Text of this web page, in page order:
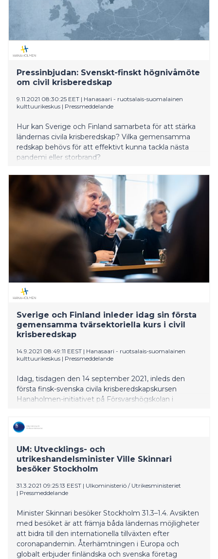
Pressinbjudan: Svenskt-finskt högnivåmöte
om civil krisberedskap
9.11.2021 08:30:25 EET | Hanasaari - ruotsalais-suomalainen
kulttuurikeskus | Pressmeddelande
Hur kan Sverige och Finland samarbeta för att stärka
ländernas civila krisberedskap? Vilka gemensamma
redskap behövs för att effektivt kunna tackla nästa
pandemi eller storbrand?
Sverige och Finland inleder idag sin första
gemensamma tvärsektoriella kurs i civil
krisberedskap
14.9.2021 08:49:11 EEST | Hanasaari - ruotsalais-suomalainen
kulttuurikeskus | Pressmeddelande
Idag, tisdagen den 14 september 2021, inleds den
första finsk-svenska civila krisberedskapskursen
Hanaholmen-initiativet på Försvarshögskolan i
yrkesprofil gör kursen unik i svenskt-finskt kris- och
beredskapssamarbete.
UM: Utvecklings- och
utrikeshandelsminister Ville Skinnari
besöker Stockholm
31.3.2021 09:25:13 EEST | Ulkoministeriö / Utrikesministeriet
| Pressmeddelande
Minister Skinnari besöker Stockholm 31.3–1.4. Avsikten
med besöket är att främja båda ländernas möjligheter
att bidra till den internationella tillväxten efter
coronapandemin. Återhämtningen i Europa och
globalt erbjuder finländska och svenska företag